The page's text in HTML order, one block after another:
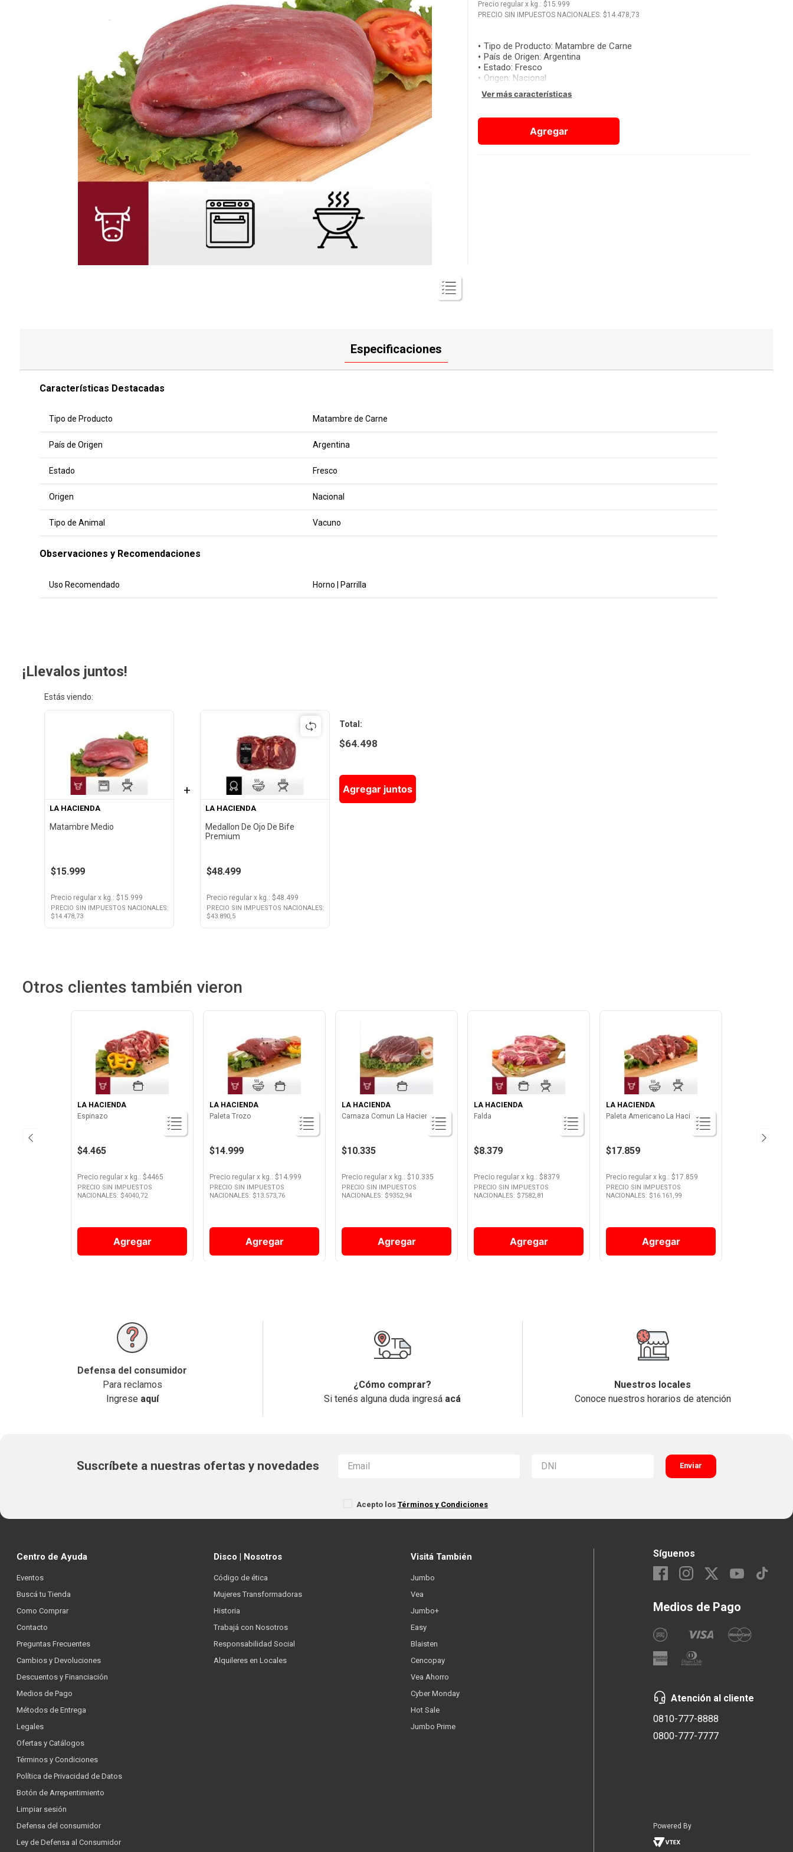
Precio regular x kg.: $15.999
PRECIO SIN IMPUESTOS NACIONALES: $14.478,73
Tipo de Producto: Matambre de Carne
País de Origen:Argentina
Estado: Fresco
Origen: Nacional
Ver más características
Agregar
Especificaciones
Características Destacadas
Tipo de Producto Matambre de Carne
País de Origen Argentina
Estado Fresco
Origen Nacional
Tipo de Animal Vacuno
Observaciones y Recomendaciones
Uso Recomendado Horno | Parrilla
¡Llevalos juntos!
Estás viendo:
LA HACIENDA
Matambre Medio
$15.999
Precio regularx kg.: $15.999
PRECIO SIN IMPUESTOS NACIONALES:
$14.478,73
+
LA HACIENDA
Medallon De Ojo De Bife
Premium
$48.499
Precio regularx kg.: $48.499
PRECIO SIN IMPUESTOS NACIONALES:
$43.890,5
Total :
$64.498
Agregar juntos
Otros clientes también vieron
LA HACIENDA
Espinazo
$4.465
Precio regular x kg. : $4465
PRECIO SIN IMPUESTOS
NACIONALES: $4040,72
Agregar
LA HACIENDA
Paleta Trozo
$14.999
Precio regular x kg. : $14.999
PRECIO SIN IMPUESTOS
NACIONALES: $13.573,76
Agregar
LA HACIENDA
Carnaza Comun La Hacienda
$10.335
Precio regular x kg. : $10.335
PRECIO SIN IMPUESTOS
NACIONALES: $9352,94
Agregar
LA HACIENDA
Falda
$8.379
Precio regular x kg. : $8379
PRECIO SIN IMPUESTOS
NACIONALES: $7582,81
Agregar
LA HACIENDA
Paleta Americano La Hacienda
$17.859
Precio regular x kg. : $17.859
PRECIO SIN IMPUESTOS
NACIONALES: $16.161,99
Agregar
Defensa del consumidor
Para reclamos
Ingrese aquí
¿Cómo comprar?
Si tenés alguna duda ingresá acá
Nuestros locales
Conoce nuestros horarios de atención
Suscríbete a nuestras ofertas y novedades Enviar
Acepto losTérminos y Condiciones
Centro de Ayuda
Eventos
Buscá tu Tienda
Como Comprar
Contacto
Preguntas Frecuentes
Cambios y Devoluciones
Descuentos y Financiación
Medios de Pago
Métodos de Entrega
Legales
Ofertas y Catálogos
Términos y Condiciones
Política de Privacidad de Datos
Botón de Arrepentimiento
Limpiar sesión
Defensa del consumidor
Ley de Defensa al Consumidor
Disco | Nosotros
Código de ética
Mujeres Transformadoras
Historia
Trabajá con Nosotros
Responsabilidad Social
Alquileres en Locales
Visitá También
Jumbo
Vea
Jumbo+
Easy
Blaisten
Cencopay
Vea Ahorro
Cyber Monday
Hot Sale
Jumbo Prime
Síguenos
Medios de Pago
Atención al cliente
0810-777-8888
0800-777-7777
Powered By
Fideos
9.
Chocolate
10. Nestle Classic